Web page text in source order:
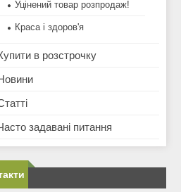
Уцінений товар розпродаж!
Краса і здоров'я
в розстрочку
задавані питання